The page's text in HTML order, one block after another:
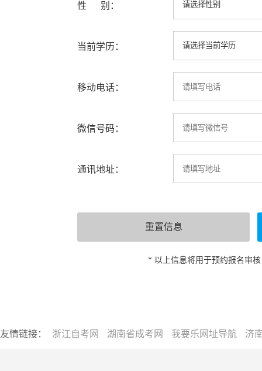
性 别：
当前学历：
移动电话：
微信号码：
通讯地址：
* 以上信息将用于预约报名审
友情链接： 浙江自考网 湖南省成考网 我要乐网址导航 济